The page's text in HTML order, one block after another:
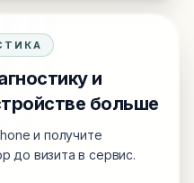
и
больше
и получите
до визита в сервис.